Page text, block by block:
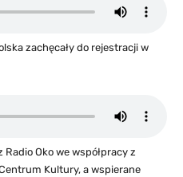
zachęcały do rejestracji w
Oko we współpracy z
Kultury, a wspierane